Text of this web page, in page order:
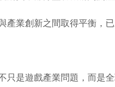
產業創新之間取得平衡，
只是遊戲產業問題，而是